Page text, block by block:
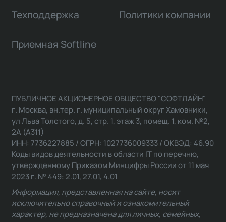
Техподдержка Политики компании
Приемная Softline
ПУБЛИЧНОЕ АКЦИОНЕРНОЕ ОБЩЕСТВО "СОФТЛАЙН"
г. Москва, вн.тер. г. муниципальный округ Хамовники,
ул Льва Толстого, д. 5, стр. 1, этаж 3, помещ. 1, ком. №2,
2А (А311)
ИНН: 7736227885 / ОГРН: 1027736009333 / ОКВЭД: 46.90
Коды видов деятельности в области IT по перечню,
утвержденному Приказом Минцифры России от 11 мая
2023 г. № 449: 2.01, 27.01, 4.01
Информация, представленная на сайте, носит
исключительно справочный и ознакомительный
характер, не предназначена для личных, семейных,